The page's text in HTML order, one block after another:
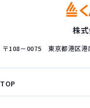
株
〒108－0075 東京都港区港
TOP